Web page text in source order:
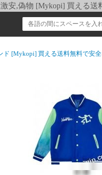
安,偽物 [Mykopi] 買える送
ド [Mykopi] 買える送料無料で安全